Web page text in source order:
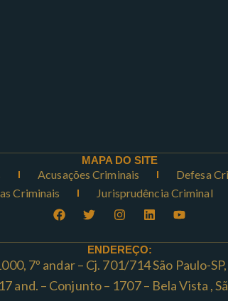
MAPA DO SITE
Acusações Criminais Defesa
Criminais Jurisprudência Criminal
ENDEREÇO:
7º andar – Cj. 701/714 São Paulo-
and. – Conjunto – 1707 – Bela Vista ,